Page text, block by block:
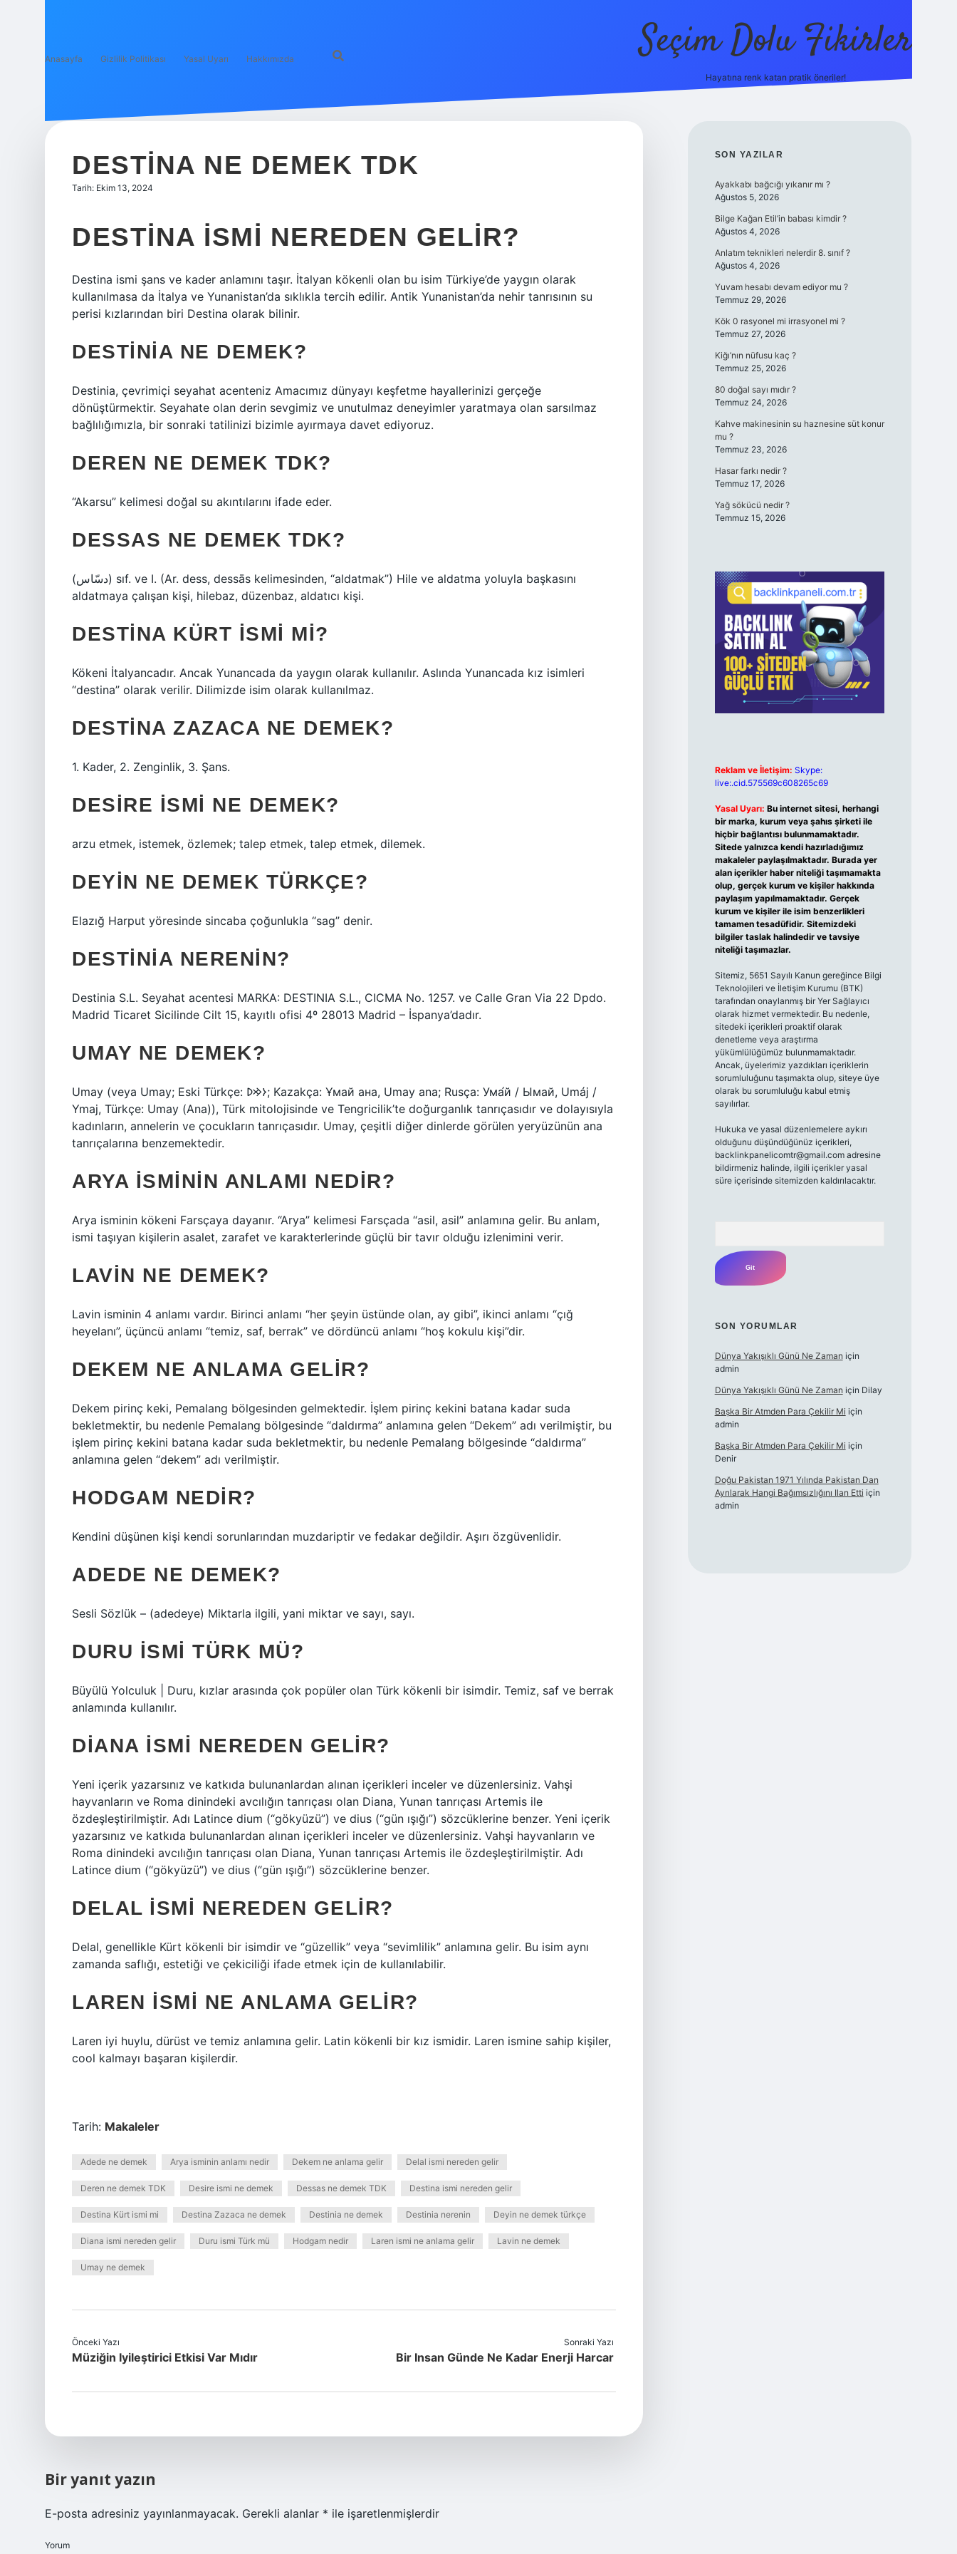
Anasayfa Gizlilik Politikası Yasal Uyarı Hakkımızda Seçim Dolu Fikirler
Hayatına renk katan pratik öneriler!
DESTINA NE DEMEK TDK
Tarih: Ekim 13, 2024
DESTINA ISMI NEREDEN GELIR?
Destina ismi şans ve kader anlamını taşır. İtalyan kökenli olan bu isim Türkiye’de yaygın olarak
kullanılmasa da İtalya ve Yunanistan’da sıklıkla tercih edilir. Antik Yunanistan’da nehir tanrısının su
perisi kızlarından biri Destina olarak bilinir.
DESTINIA NE DEMEK?
Destinia, çevrimiçi seyahat acenteniz Amacımız dünyayı keşfetme hayallerinizi gerçeğe
dönüştürmektir. Seyahate olan derin sevgimiz ve unutulmaz deneyimler yaratmaya olan sarsılmaz
bağlılığımızla, bir sonraki tatilinizi bizimle ayırmaya davet ediyoruz.
DEREN NE DEMEK TDK?
“Akarsu” kelimesi doğal su akıntılarını ifade eder.
DESSAS NE DEMEK TDK?
(ﺩﺳّﺎﺱ) sıf. ve I. (Ar. dess, dessās kelimesinden, “aldatmak”) Hile ve aldatma yoluyla başkasını
aldatmaya çalışan kişi, hilebaz, düzenbaz, aldatıcı kişi.
DESTINA KÜRT ISMI MI?
Kökeni İtalyancadır. Ancak Yunancada da yaygın olarak kullanılır. Aslında Yunancada kız isimleri
“destina” olarak verilir. Dilimizde isim olarak kullanılmaz.
DESTINA ZAZACA NE DEMEK?
1. Kader, 2. Zenginlik, 3. Şans.
DESIRE ISMI NE DEMEK?
arzu etmek, istemek, özlemek; talep etmek, talep etmek, dilemek.
DEYIN NE DEMEK TÜRKÇE?
Elazığ Harput yöresinde sincaba çoğunlukla “sag” denir.
DESTINIA NERENIN?
Destinia S.L. Seyahat acentesi MARKA: DESTINIA S.L., CICMA No. 1257. ve Calle Gran Via 22 Dpdo.
Madrid Ticaret Sicilinde Cilt 15, kayıtlı ofisi 4º 28013 Madrid – İspanya’dadır.
UMAY NE DEMEK?
Umay (veya Umay; Eski Türkçe: 𐰆𐰢𐰖; Kazakça: Ұмай aна, Umay ana; Rusça: Ума́й / Ымай, Umáj /
Ymaj, Türkçe: Umay (Ana)), Türk mitolojisinde ve Tengricilik’te doğurganlık tanrıçasıdır ve dolayısıyla
kadınların, annelerin ve çocukların tanrıçasıdır. Umay, çeşitli diğer dinlerde görülen yeryüzünün ana
tanrıçalarına benzemektedir.
ARYA ISMININ ANLAMI NEDIR?
Arya isminin kökeni Farsçaya dayanır. “Arya” kelimesi Farsçada “asil, asil” anlamına gelir. Bu anlam,
ismi taşıyan kişilerin asalet, zarafet ve karakterlerinde güçlü bir tavır olduğu izlenimini verir.
LAVIN NE DEMEK?
Lavin isminin 4 anlamı vardır. Birinci anlamı “her şeyin üstünde olan, ay gibi”, ikinci anlamı “çığ
heyelanı”, üçüncü anlamı “temiz, saf, berrak” ve dördüncü anlamı “hoş kokulu kişi”dir.
DEKEM NE ANLAMA GELIR?
Dekem pirinç keki, Pemalang bölgesinden gelmektedir. İşlem pirinç kekini batana kadar suda
bekletmektir, bu nedenle Pemalang bölgesinde “daldırma” anlamına gelen “Dekem” adı verilmiştir, bu
işlem pirinç kekini batana kadar suda bekletmektir, bu nedenle Pemalang bölgesinde “daldırma”
anlamına gelen “dekem” adı verilmiştir.
HODGAM NEDIR?
Kendini düşünen kişi kendi sorunlarından muzdariptir ve fedakar değildir. Aşırı özgüvenlidir.
ADEDE NE DEMEK?
Sesli Sözlük – (adedeye) Miktarla ilgili, yani miktar ve sayı, sayı.
DURU ISMI TÜRK MÜ?
Büyülü Yolculuk | Duru, kızlar arasında çok popüler olan Türk kökenli bir isimdir. Temiz, saf ve berrak
anlamında kullanılır.
DIANA ISMI NEREDEN GELIR?
Yeni içerik yazarsınız ve katkıda bulunanlardan alınan içerikleri inceler ve düzenlersiniz. Vahşi
hayvanların ve Roma dinindeki avcılığın tanrıçası olan Diana, Yunan tanrıçası Artemis ile
özdeşleştirilmiştir. Adı Latince dium (“gökyüzü”) ve dius (“gün ışığı”) sözcüklerine benzer. Yeni içerik
yazarsınız ve katkıda bulunanlardan alınan içerikleri inceler ve düzenlersiniz. Vahşi hayvanların ve
Roma dinindeki avcılığın tanrıçası olan Diana, Yunan tanrıçası Artemis ile özdeşleştirilmiştir. Adı
Latince dium (“gökyüzü”) ve dius (“gün ışığı”) sözcüklerine benzer.
DELAL ISMI NEREDEN GELIR?
Delal, genellikle Kürt kökenli bir isimdir ve “güzellik” veya “sevimlilik” anlamına gelir. Bu isim aynı
zamanda saflığı, estetiği ve çekiciliği ifade etmek için de kullanılabilir.
LAREN ISMI NE ANLAMA GELIR?
Laren iyi huylu, dürüst ve temiz anlamına gelir. Latin kökenli bir kız ismidir. Laren ismine sahip kişiler,
cool kalmayı başaran kişilerdir.
Tarih: Makaleler
Adede ne demek Arya isminin anlamı nedir Dekem ne anlama gelir Delal ismi nereden gelir
Deren ne demek TDK Desire ismi ne demek Dessas ne demek TDK Destina ismi nereden gelir
Destina Kürt ismi mi Destina Zazaca ne demek Destinia ne demek Destinia nerenin Deyin ne demek türkçe
Diana ismi nereden gelir Duru ismi Türk mü Hodgam nedir Laren ismi ne anlama gelir Lavin ne demek
Umay ne demek
Önceki Yazı
Müziğin Iyileştirici Etkisi Var Mıdır
Sonraki Yazı
Bir Insan Günde Ne Kadar Enerji Harcar
Bir yanıt yazın
E-posta adresiniz yayınlanmayacak. Gerekli alanlar * ile işaretlenmişlerdir
Yorum
SIDEBAR
SON YAZILAR
Ayakkabı bağcığı yıkanır mı ?
Ağustos 5, 2026
Bilge Kağan Etil’in babası kimdir ?
Ağustos 4, 2026
Anlatım teknikleri nelerdir 8. sınıf ?
Ağustos 4, 2026
Yuvam hesabı devam ediyor mu ?
Temmuz 29, 2026
Kök 0 rasyonel mi irrasyonel mi ?
Temmuz 27, 2026
Kiğı’nın nüfusu kaç ?
Temmuz 25, 2026
80 doğal sayı mıdır ?
Temmuz 24, 2026
Kahve makinesinin su haznesine süt konur
mu ?
Temmuz 23, 2026
Hasar farkı nedir ?
Temmuz 17, 2026
Yağ sökücü nedir ?
Temmuz 15, 2026
Reklam ve İletişim: Skype:
live:.cid.575569c608265c69
Yasal Uyarı: Bu internet sitesi, herhangi
bir marka, kurum veya şahıs şirketi ile
hiçbir bağlantısı bulunmamaktadır.
Sitede yalnızca kendi hazırladığımız
makaleler paylaşılmaktadır. Burada yer
alan içerikler haber niteliği taşımamakta
olup, gerçek kurum ve kişiler hakkında
paylaşım yapılmamaktadır. Gerçek
kurum ve kişiler ile isim benzerlikleri
tamamen tesadüfidir. Sitemizdeki
bilgiler taslak halindedir ve tavsiye
niteliği taşımazlar.
Sitemiz, 5651 Sayılı Kanun gereğince Bilgi
Teknolojileri ve İletişim Kurumu (BTK)
tarafından onaylanmış bir Yer Sağlayıcı
olarak hizmet vermektedir. Bu nedenle,
sitedeki içerikleri proaktif olarak
denetleme veya araştırma
yükümlülüğümüz bulunmamaktadır.
Ancak, üyelerimiz yazdıkları içeriklerin
sorumluluğunu taşımakta olup, siteye üye
olarak bu sorumluluğu kabul etmiş
sayılırlar.
Hukuka ve yasal düzenlemelere aykırı
olduğunu düşündüğünüz içerikleri,
backlinkpanelicomtr@gmail.comadresine
bildirmeniz halinde, ilgili içerikler yasal
süre içerisinde sitemizden kaldırılacaktır.
SON YORUMLAR
Dünya Yakışıklı Günü Ne Zaman için
admin
Dünya Yakışıklı Günü Ne Zaman için Dilay
Başka Bir Atmden Para Çekilir Mi için
admin
Başka Bir Atmden Para Çekilir Mi için
Denir
Doğu Pakistan 1971 Yılında Pakistan Dan
Ayrılarak Hangi Bağımsızlığını Ilan Etti için
admin